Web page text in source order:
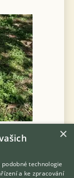
1.4. Cena
×
technologie
a ke zpracování